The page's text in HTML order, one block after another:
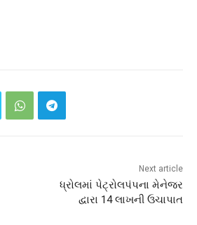
Next article
ધ્રોલમાં પેટ્રોલપંપના મેનેજર
દ્વારા 14 લાખની ઉચાપાત